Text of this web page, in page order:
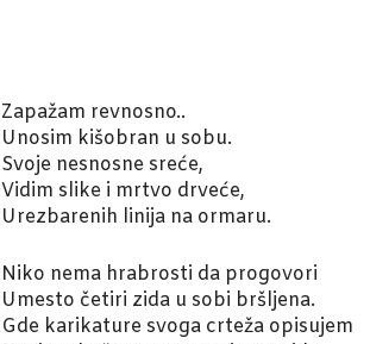
Zapažam revnosno..
Unosim kišobran u sobu.
Svoje nesnosne sreće,
Vidim slike i mrtvo drveće,
Urezbarenih linija na ormaru.
Niko nema hrabrosti da progovori
Umesto četiri zida u sobi bršljena.
Gde karikature svoga crteža opisujem